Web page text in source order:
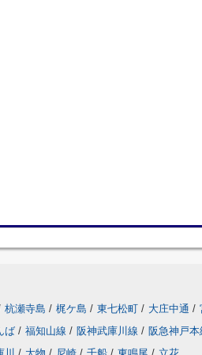
杭瀬寺島 / 梶ケ島 / 東七松町 / 大庄中通 /
ば / 福知山線 / 阪神武庫川線 / 阪急神戸本